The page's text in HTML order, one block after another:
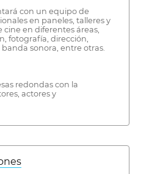
con un equipo de
en paneles, talleres y
cine en diferentes áreas,
fotografía, dirección,
sonora, entre otras.
redondas con la
actores y